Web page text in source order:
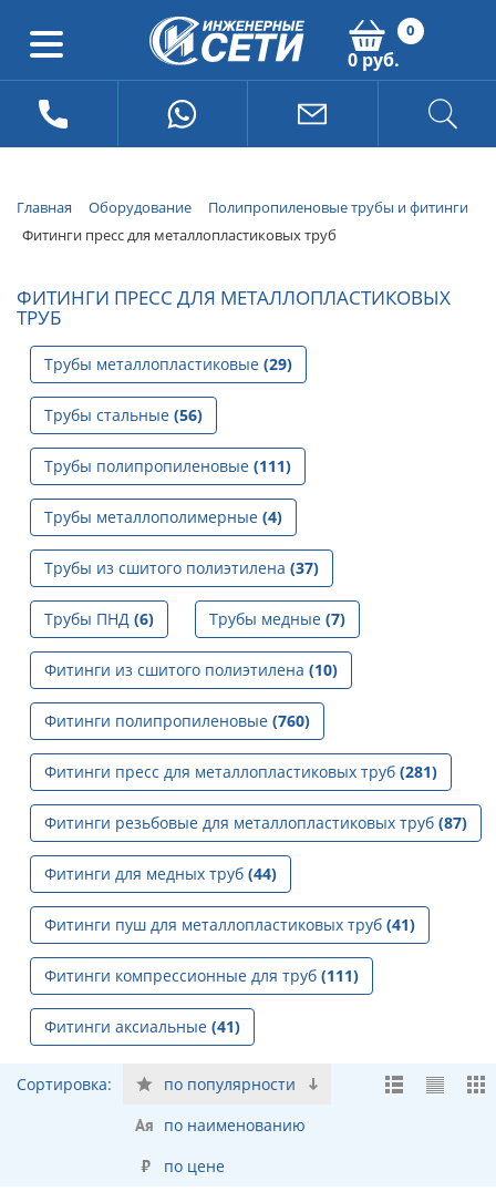
0
0 руб.
Главная Оборудование
Полипропиленовые трубы и фитинги
Фитинги пресс для металлопластиковых труб
ФИТИНГИ ПРЕСС ДЛЯ МЕТАЛЛОПЛАСТИКОВЫХ
ТРУБ
Трубы металлопластиковые (29)
Трубы стальные (56)
Трубы полипропиленовые (111)
Трубы металлополимерные (4)
Трубы из сшитого полиэтилена (37)
Трубы ПНД (6) Трубы медные (7)
Фитинги из сшитого полиэтилена (10)
Фитинги полипропиленовые (760)
Фитинги пресс для металлопластиковых труб (281)
Фитинги резьбовые для металлопластиковых труб (87)
Фитинги для медных труб (44)
Фитинги пуш для металлопластиковых труб (41)
Фитинги компрессионные для труб (111)
Фитинги аксиальные (41)
Сортировка:
по популярности
по наименованию
по цене